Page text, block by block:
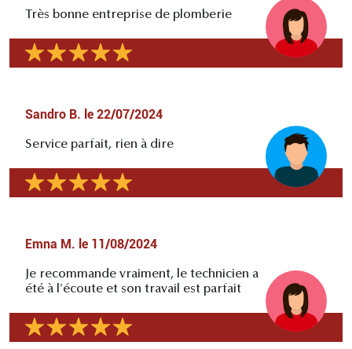
Très bonne entreprise de plomberie
Sandro B. le 22/07/2024
Service parfait, rien à dire
Emna M. le 11/08/2024
Je recommande vraiment, le technicien a
été à l'écoute et son travail est parfait